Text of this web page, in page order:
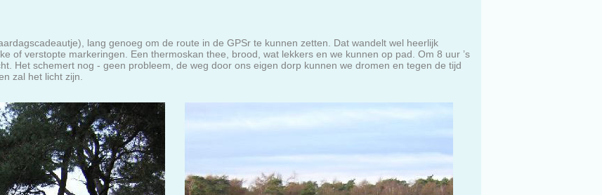
lang genoeg om de route in de GPSr te kunnen zetten. Dat wandelt wel heerlijk
of verstopte markeringen. Een thermoskan thee, brood, wat lekkers en we kunnen op pad. Om 8 uur ’s
Het schemert nog - geen probleem, de weg door ons eigen dorp kunnen we dromen en tegen de tijd
zal het licht zijn.